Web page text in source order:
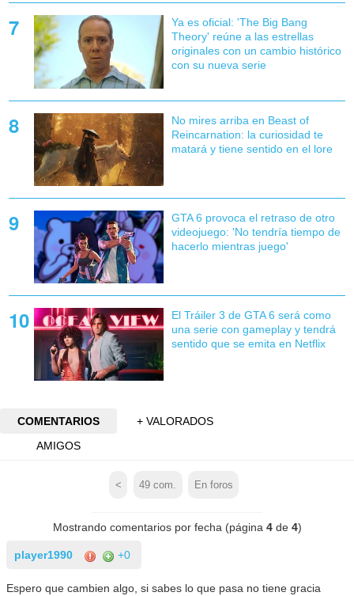
Ya es oficial: 'The Big Bang
Theory' reúne a las estrellas
originales con un cambio histórico
con su nueva serie
No mires arriba en Beast of
Reincarnation: la curiosidad te
matará y tiene sentido en el lore
GTA 6 provoca el retraso de otro
videojuego: 'No tendría tiempo de
hacerlo mientras juego'
El Tráiler 3 de GTA 6 será como
una serie con gameplay y tendrá
sentido que se emita en Netflix
COMENTARIOS
+ VALORADOS
AMIGOS
< 49 com. En foros
Mostrando comentarios por fecha (página 4de 4)
player1990 +0
Espero que cambien algo, si sabes lo que pasa no tiene gracia